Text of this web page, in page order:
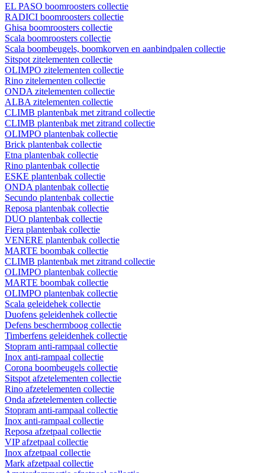
EL PASO boomroosters collectie
RADICI boomroosters collectie
Ghisa boomroosters collectie
Scala boomroosters collectie
Scala boombeugels, boomkorven en aanbindpalen collectie
Sitspot zitelementen collectie
OLIMPO zitelementen collectie
Rino zitelementen collectie
ONDA zitelementen collectie
ALBA zitelementen collectie
CLIMB plantenbak met zitrand collectie
CLIMB plantenbak met zitrand collectie
OLIMPO plantenbak collectie
Brick plantenbak collectie
Etna plantenbak collectie
Rino plantenbak collectie
ESKE plantenbak collectie
ONDA plantenbak collectie
Secundo plantenbak collectie
Reposa plantenbak collectie
DUO plantenbak collectie
Fiera plantenbak collectie
VENERE plantenbak collectie
MARTE boombak collectie
CLIMB plantenbak met zitrand collectie
OLIMPO plantenbak collectie
MARTE boombak collectie
OLIMPO plantenbak collectie
Scala geleidehek collectie
Duofens geleidenhek collectie
Defens beschermboog collectie
Timberfens geleidenhek collectie
Stopram anti-rampaal collectie
Inox anti-rampaal collectie
Corona boombeugels collectie
Sitspot afzetelementen collectie
Rino afzetelementen collectie
Onda afzetelementen collectie
Stopram anti-rampaal collectie
Inox anti-rampaal collectie
Reposa afzetpaal collectie
VIP afzetpaal collectie
Inox afzetpaal collectie
Mark afzetpaal collectie